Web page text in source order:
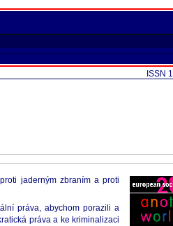
ISSN
jaderným zbraním a proti
práva, abychom porazili a
práva a ke kriminalizaci